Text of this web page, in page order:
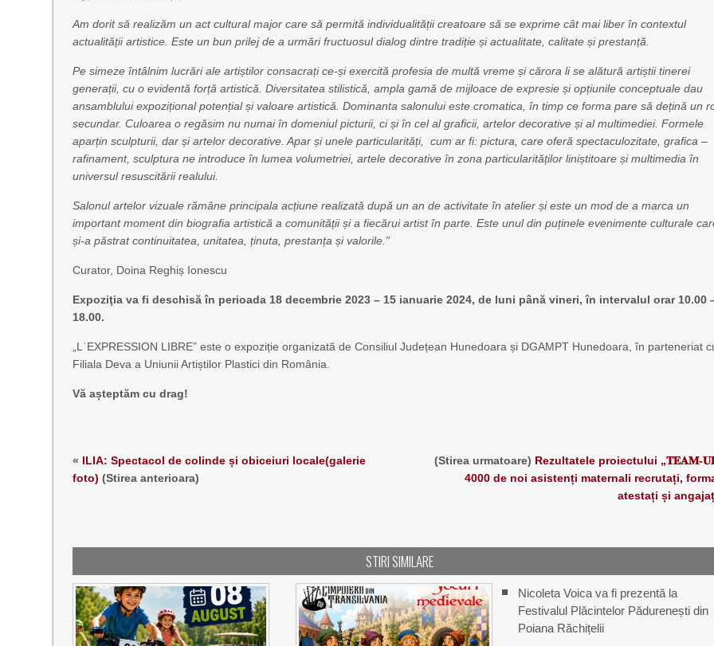
Am dorit să realizăm un act cultural major care să permită individualității creatoare să se exprime cât mai liber în contextul
actualității artistice. Este un bun prilej de a urmări fructuosul dialog dintre tradiție și actualitate, calitate și prestanță.
Pe simeze întâlnim lucrări ale artiștilor consacrați ce-și exercită profesia de multă vreme și cărora li se alătură artiștii tinerei
generații, cu o evidentă forță artistică. Diversitatea stilistică, ampla gamă de mijloace de expresie și opțiunile conceptuale dau
ansamblului expozițional potențial și valoare artistică. Dominanta salonului este cromatica, în timp ce forma pare să dețină un
secundar. Culoarea o regăsim nu numai în domeniul picturii, ci și în cel al graficii, artelor decorative și al multimediei. Formele
aparțin sculpturii, dar și artelor decorative. Apar și unele particularități, cum ar fi: pictura, care oferă spectaculozitate, grafica –
rafinament, sculptura ne introduce în lumea volumetriei, artele decorative în zona particularităților liniștitoare și multimedia în
universul resuscitării realului.
Salonul artelor vizuale rămâne principala acțiune realizată după un an de activitate în atelier și este un mod de a marca un
important moment din biografia artistică a comunității și a fiecărui artist în parte. Este unul din puținele evenimente culturale
și-a păstrat continuitatea, unitatea, ținuta, prestanța și valorile.”
Curator, Doina Reghiș Ionescu
Expoziţia va fi deschisă în perioada 18 decembrie 2023 – 15 ianuarie 2024, de luni până vineri, în intervalul orar 10.00
18.00.
„LˈEXPRESSION LIBRE” este o expoziție organizată de Consiliul Județean Hunedoara și DGAMPT Hunedoara, în parteneriat
Filiala Deva a Uniunii Artiștilor Plastici din România.
Vă așteptăm cu drag!
« ILIA: Spectacol de colinde și obiceiuri locale(galerie
foto) (Stirea anterioara)
(Stirea urmatoare) Rezultatele proiectului „𝐓𝐄𝐀𝐌-
4000 de noi asistenți maternali recrutați,
atestați și
STIRI SIMILARE
Nicoleta Voica va fi prezentă la
Festivalul Plăcintelor Pădurenești din
Poiana Răchițelii